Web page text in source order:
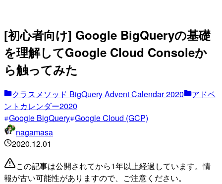
[初心者向け] Google BigQueryの基礎
を理解してGoogle Cloud Consoleか
ら触ってみた
クラスメソッド BigQuery Advent Calendar 2020
アドベ
ントカレンダー2020
Google BigQuery Google Cloud (GCP)
nagamasa
2020.12.01
この記事は公開されてから1年以上経過しています。情
報が古い可能性がありますので、ご注意ください。